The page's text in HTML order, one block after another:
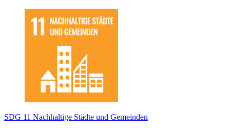
SDG 11 Nachhaltige Städte und Gemeinden